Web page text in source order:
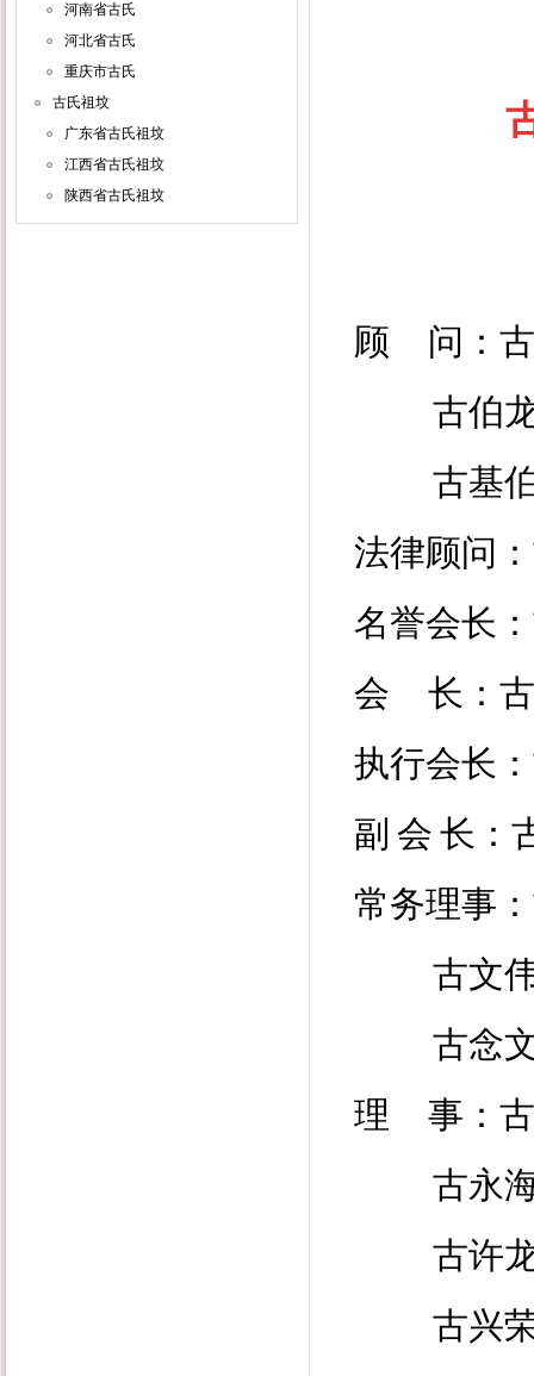
河南省古氏
河北省古氏
重庆市古氏
古氏祖坟
广东省古氏祖坟
江西省古氏祖坟
陕西省古氏祖坟
顾 问：
古伯
古基
法律顾问
名誉会长：
会
长：
执行会长
副 会 长：
常务理事：
古文
古念
理
事： 古
古永
古许
古兴